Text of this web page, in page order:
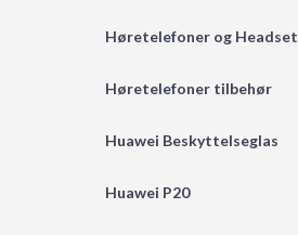
Høretelefoner og Headset
Høretelefoner tilbehør
Huawei Beskyttelseglas
Huawei P20